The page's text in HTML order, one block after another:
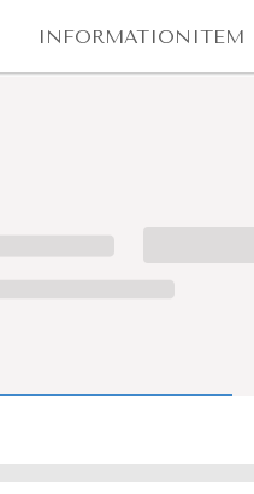
INFORMATION ITEM